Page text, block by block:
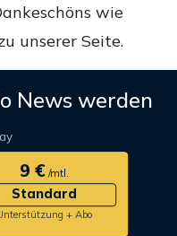
wie
unserer Seite.
News werden
9 €/mtl.
Standard
+ Abo